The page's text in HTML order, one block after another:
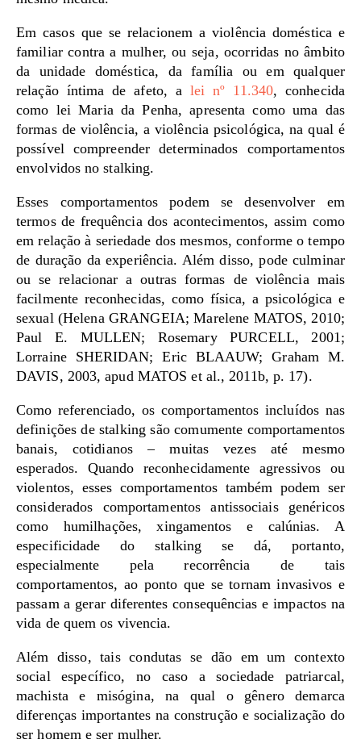
Em casos que se relacionem a violência doméstica e
familiar contra a mulher, ou seja, ocorridas no âmbito
da unidade doméstica, da família ou em qualquer
relação íntima de afeto, a lei nº 11.340, conhecida
como lei Maria da Penha, apresenta como uma das
formas de violência, a violência psicológica, na qual é
possível compreender determinados comportamentos
envolvidos no stalking.
Esses comportamentos podem se desenvolver em
termos de frequência dos acontecimentos, assim como
em relação à seriedade dos mesmos, conforme o tempo
de duração da experiência. Além disso, pode culminar
ou se relacionar a outras formas de violência mais
facilmente reconhecidas, como física, a psicológica e
sexual (Helena GRANGEIA; Marelene MATOS, 2010;
Paul E. MULLEN; Rosemary PURCELL, 2001;
Lorraine SHERIDAN; Eric BLAAUW; Graham M.
DAVIS, 2003, apud MATOS et al., 2011b, p. 17).
Como referenciado, os comportamentos incluídos nas
definições de stalking são comumente comportamentos
banais, cotidianos – muitas vezes até mesmo
esperados. Quando reconhecidamente agressivos ou
violentos, esses comportamentos também podem ser
considerados comportamentos antissociais genéricos
como humilhações, xingamentos e calúnias. A
especificidade do stalking se dá, portanto,
especialmente pela recorrência de tais
comportamentos, ao ponto que se tornam invasivos e
passam a gerar diferentes consequências e impactos na
vida de quem os vivencia.
Além disso, tais condutas se dão em um contexto
social específico, no caso a sociedade patriarcal,
machista e misógina, na qual o gênero demarca
diferenças importantes na construção e socialização do
ser homem e ser mulher.